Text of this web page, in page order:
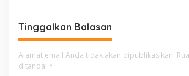
Tinggalkan Balasan
Alamat email Anda tidak akan dipublikasikan.
ditandai *